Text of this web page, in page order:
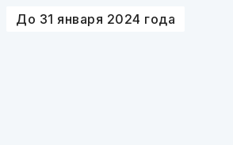
До 31 января 2024 года